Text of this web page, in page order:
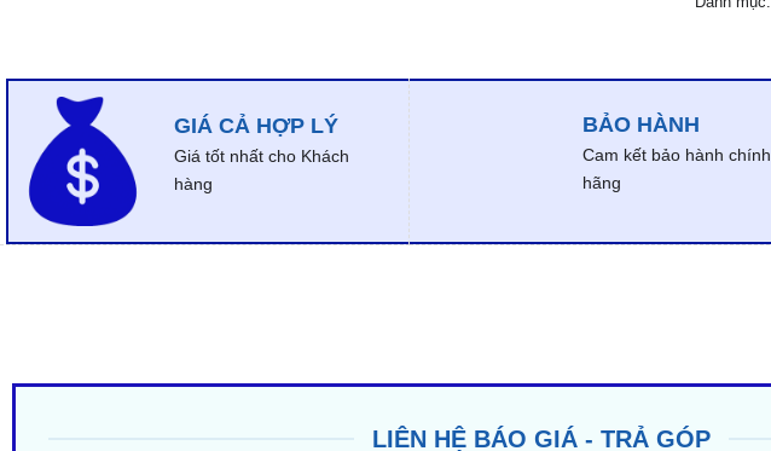
GIÁ CẢ HỢP LÝ
Giá tốt nhất cho Khách
hàng
BẢO HÀNH
Cam kết bảo hành chính
hãng
LIÊN HỆ BÁO GIÁ - TRẢ GÓP